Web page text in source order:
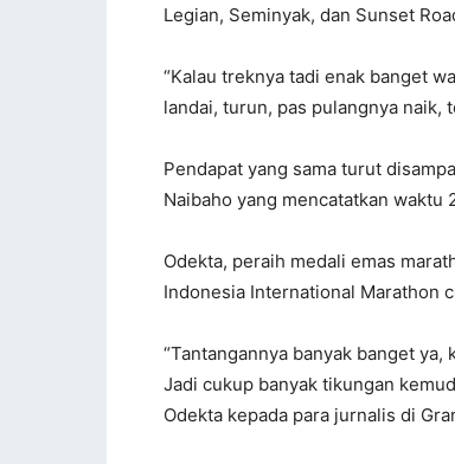
Legian, Seminyak, dan Sunset
“Kalau treknya tadi enak banget
landai, turun, pas pulangnya naik,
Pendapat yang sama turut
Naibaho yang mencatatkan waktu
Odekta, peraih medali emas
Indonesia International Marathon
“Tantangannya banyak banget
Jadi cukup banyak tikungan
Odekta kepada para jurnalis di